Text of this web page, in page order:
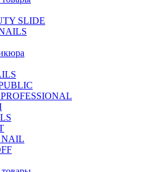
SLIDE
NAIL